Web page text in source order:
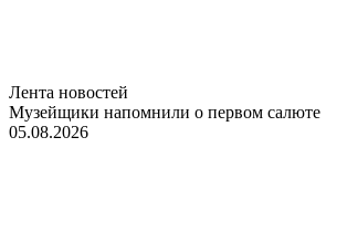
Лента новостей
Музейщики напомнили о первом салюте
05.08.2026